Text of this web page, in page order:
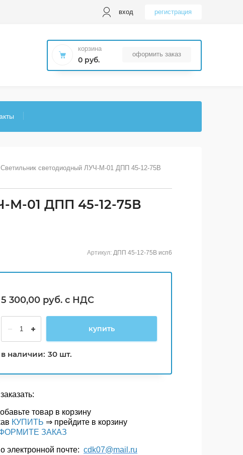
вход регистрация
корзина
0 руб.
оформить заказ
Светильник светодиодный ЛУЧ-М-01 ДПП 45-12-75В
М-01 ДПП 45-12-75В
Артикул: ДПП 45-12-75В исп6
5 300,00 руб. с НДС
купить
в наличии: 30 шт.
товар в корзину
КУПИТЬ ⇒ прейдите в корзину
ЗАКАЗ
электронной почте: cdk07@mail.ru